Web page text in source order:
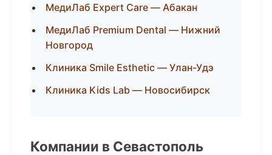
МедиЛаб Expert Care — Абакан
МедиЛаб Premium Dental — Нижний
Новгород
Клиника Smile Esthetic — Улан-Удэ
Клиника Kids Lab — Новосибирск
Компании в Севастополь